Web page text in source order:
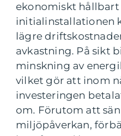
ekonomiskt
initialinstallationen
lägre
avkastning. På sikt
minskning av
vilket gör att inom
investeringen
om. Förutom att
miljöpåverkan,